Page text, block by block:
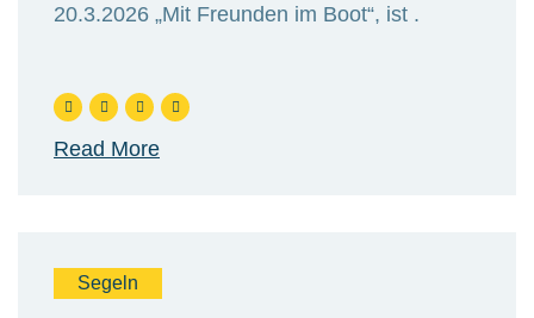
20.3.2026 „Mit Freunden im Boot“, ist .
Read More
Segeln